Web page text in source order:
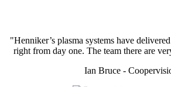
"Henniker’s plasma systems have
right from day one. The team there are
Ian Bruce -